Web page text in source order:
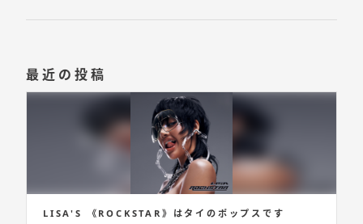
最近の投稿
LISA'S 《ROCKSTAR》はタイのポップスです